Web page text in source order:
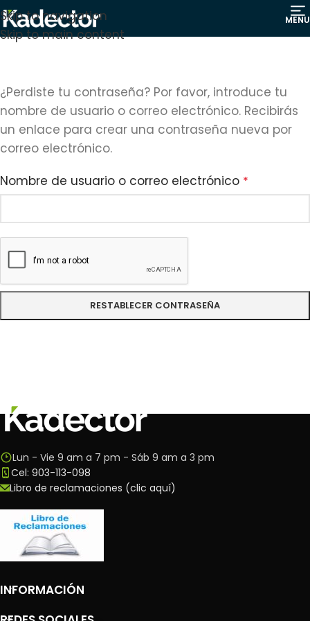
Skip to navigation
Skip to main content
MENU
¿Perdiste tu contraseña? Por favor, introduce tu
nombre de usuario o correo electrónico. Recibirás
un enlace para crear una contraseña nueva por
correo electrónico.
Nombre de usuario o correo electrónico *
RESTABLECER CONTRASEÑA
Lun - Vie 9 am a 7 pm - Sáb 9 am a 3 pm
Cel: 903-113-098
Libro de reclamaciones (clic aquí)
INFORMACIÓN